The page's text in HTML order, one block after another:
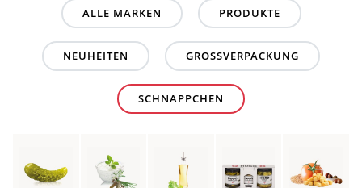
ALLE MARKEN PRODUKTE
NEUHEITEN GROSSVERPACKUNG
SCHNÄPPCHEN